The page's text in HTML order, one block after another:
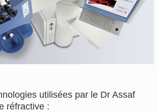
utilisées par le Dr Assaf
réfractive :